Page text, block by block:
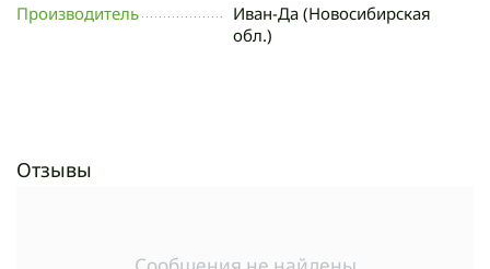
Производитель
Иван-Да (Новосибирская
обл.)
Отзывы